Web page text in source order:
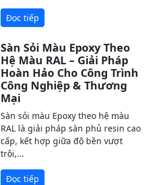
Đọc tiếp
Sàn Sỏi Màu Epoxy Theo
Hệ Màu RAL – Giải Pháp
Hoàn Hảo Cho Công Trình
Công Nghiệp & Thương
Mại
Sàn sỏi màu Epoxy theo hệ màu
RAL là giải pháp sàn phủ resin cao
cấp, kết hợp giữa độ bền vượt
trội,...
Đọc tiếp